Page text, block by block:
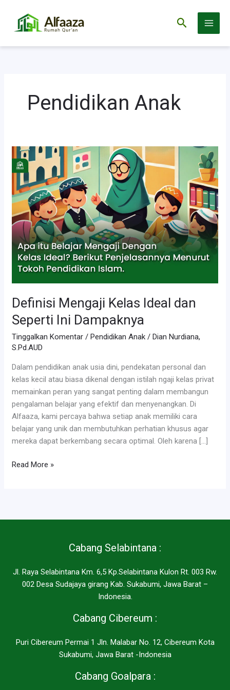
ke
Cari
Pendidikan Anak
Definisi Mengaji Kelas Ideal dan
Seperti Ini Dampaknya
Tinggalkan Komentar /Pendidikan Anak /Dian Nurdiana,
S.Pd.AUD
Dalam pendidikan anak usia dini, pendekatan personal dan
kelas kecil atau biasa dikenal dengan istilah ngaji kelas privat
memainkan peran yang sangat penting dalam membangun
pengalaman belajar yang efektif dan menyenangkan. Di
Alfaaza, kami percaya bahwa setiap anak memiliki cara
belajar yang unik dan membutuhkan perhatian khusus agar
mereka dapat berkembang secara optimal. Oleh karena […]
Definisi
Read More »
Cabang Selabintana :
Jl. Raya Selabintana Km. 6,5 Kp.Selabintana Kulon Rt. 003 Rw.
002 Desa Sudajaya girang Kab. Sukabumi, Jawa Barat –
Indonesia.
Cabang Cibereum :
Puri Cibereum Permai 1 Jln. Malabar No. 12, Cibereum Kota
Sukabumi, Jawa Barat -Indonesia
Cabang Goalpara :